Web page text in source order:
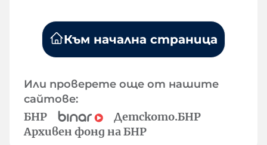
Към начална страница
Или проверете още от нашите
сайтове:
БНР
Детското.БНР
Архивен фонд на БНР